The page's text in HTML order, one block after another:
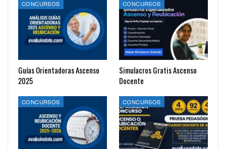
CONCURSOS
Guías Orientadoras Ascenso
2025
CONCURSOS
Simulacros Gratis Ascenso
Docente
CONCURSOS CONCURSOS